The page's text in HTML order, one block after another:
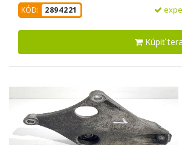
KÓD: 2894221
Kúpiť